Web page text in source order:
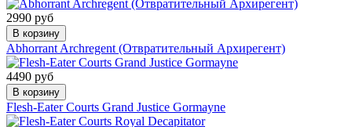
2990 руб
В корзину
Abhorrant Archregent (Отвратительный Архирегент)
4490 руб
В корзину
Flesh-Eater Courts Grand Justice Gormayne